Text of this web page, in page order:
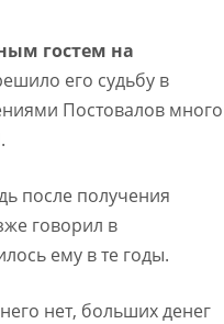
гостем на
его судьбу в
Постовалов много
после получения
говорил в
ему в те годы.
нет, больших денег